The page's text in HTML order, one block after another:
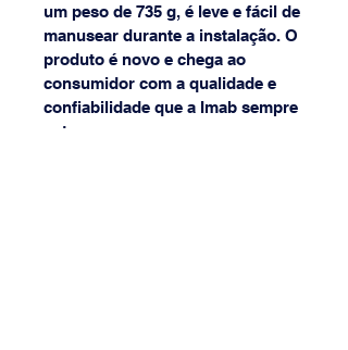
um peso de 735 g, é leve e fácil de
manusear durante a instalação. O
produto é novo e chega ao
consumidor com a qualidade e
confiabilidade que a Imab sempre
entrega.